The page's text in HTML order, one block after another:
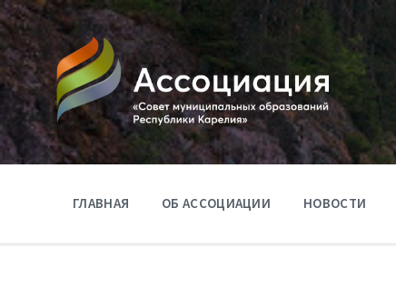
ГЛАВНАЯ ОБ АССОЦИАЦИИ НОВОСТИ